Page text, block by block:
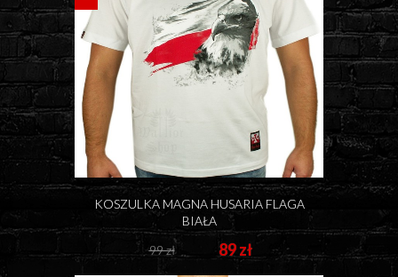
KOSZULKA MAGNA HUSARIA FLAGA
BIAŁA
99 zł
89 zł